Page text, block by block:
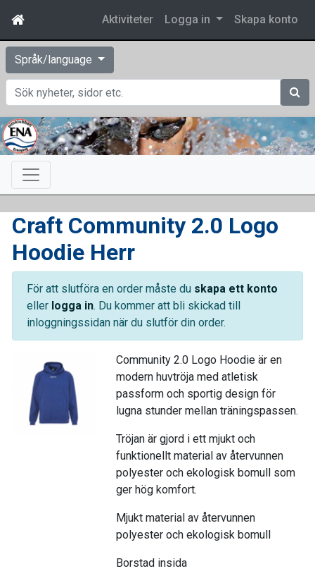
Aktiviteter Logga in Skapa konto
Språk/language
Sök
Craft Community 2.0 Logo
Hoodie Herr
För att slutföra en order måste du skapa ett konto
eller logga in. Du kommer att bli skickad till
inloggningssidan när du slutför din order.
Community 2.0 Logo Hoodie är en
modern huvtröja med atletisk
passform och sportig design för
lugna stunder mellan träningspassen.
Tröjan är gjord i ett mjukt och
funktionellt material av återvunnen
polyester och ekologisk bomull som
ger hög komfort.
Mjukt material av återvunnen
polyester och ekologisk bomull
Borstad insida